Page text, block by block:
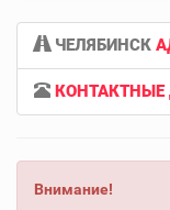
ЧЕЛЯБИНСК
Внимание!